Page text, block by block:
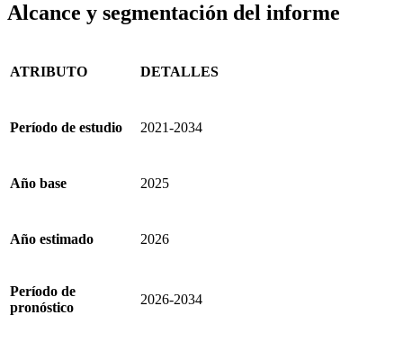
Alcance y segmentación del informe
ATRIBUTO DETALLES
Período de estudio 2021-2034
Año base 2025
Año estimado 2026
Período de
pronóstico
2026-2034